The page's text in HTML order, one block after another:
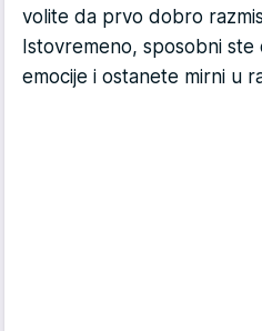
volite da prvo dobro
Istovremeno, sposobni
emocije i ostanete mirni u